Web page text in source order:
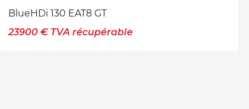
BlueHDi 130 EAT8 GT
23900 € TVA récupérable